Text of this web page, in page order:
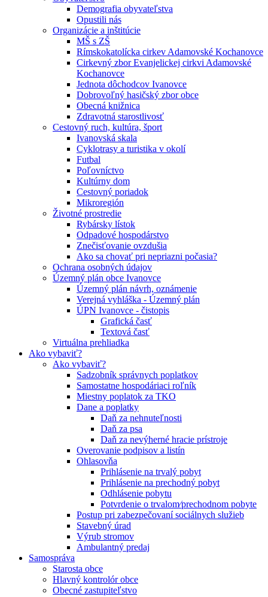
Demografia obyvateľstva
Opustili nás
Organizácie a inštitúcie
MŠ s ZŠ
Rímskokatolícka cirkev Adamovské Kochanovce
Cirkevný zbor Evanjelickej cirkvi Adamovské
Kochanovce
Jednota dôchodcov Ivanovce
Dobrovoľný hasičský zbor obce
Obecná knižnica
Zdravotná starostlivosť
Cestovný ruch, kultúra, šport
Ivanovská skala
Cyklotrasy a turistika v okolí
Futbal
Poľovníctvo
Kultúrny dom
Cestovný poriadok
Mikroregión
Životné prostredie
Rybársky lístok
Odpadové hospodárstvo
Znečisťovanie ovzdušia
Ako sa chovať pri nepriazni počasia?
Ochrana osobných údajov
Územný plán obce Ivanovce
Územný plán návrh, oznámenie
Verejná vyhláška - Územný plán
ÚPN Ivanovce - čistopis
Grafická časť
Textová časť
Virtuálna prehliadka
Ako vybaviť?
Ako vybaviť?
Sadzobník správnych poplatkov
Samostatne hospodáriaci roľník
Miestny poplatok za TKO
Dane a poplatky
Daň za nehnuteľnosti
Daň za psa
Daň za nevýherné hracie prístroje
Overovanie podpisov a listín
Ohlasovňa
Prihlásenie na trvalý pobyt
Prihlásenie na prechodný pobyt
Odhlásenie pobytu
Potvrdenie o trvalom⁄prechodnom pobyte
Postup pri zabezpečovaní sociálnych služieb
Stavebný úrad
Výrub stromov
Ambulantný predaj
Samospráva
Starosta obce
Hlavný kontrolór obce
Obecné zastupiteľstvo